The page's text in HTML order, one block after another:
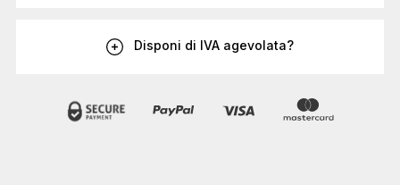
Disponi di IVA agevolata?